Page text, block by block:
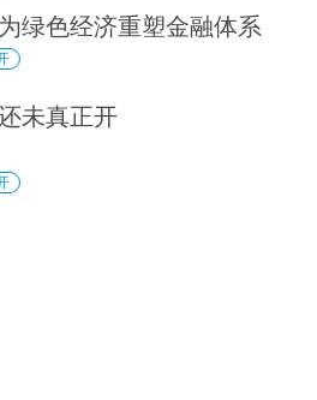
绿色经济重塑金融体系
未真正开